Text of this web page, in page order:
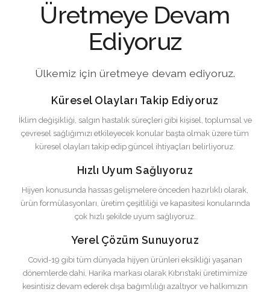
Üretmeye Devam
Ediyoruz
Ülkemiz için üretmeye devam ediyoruz.
Küresel Olayları Takip Ediyoruz
İklim değişikliği, salgın hastalık süreçleri gibi kişisel, toplumsal ve
çevresel sağlığımızı etkileyecek konular başta olmak üzere tüm
küresel olayları takip edip güncel ihtiyaçları belirliyoruz.
Hızlı Uyum Sağlıyoruz
Hijyen konusunda hassas gelişmelere önceden hazırlıklı olarak,
ürün formülasyonları, üretim çeşitliliği ve kapasitesi konularında
çok hızlı şekilde uyum sağlıyoruz.
Yerel Çözüm Sunuyoruz
Covid-19 gibi tüm dünyada hijyen ürünleri eksikliği yaşanan
dönemlerde dahi, Harika markası olarak Kıbrıs’taki üretimimize
kesintisiz devam ederek dışa bağımlılığı azaltıyor ve halkımızın